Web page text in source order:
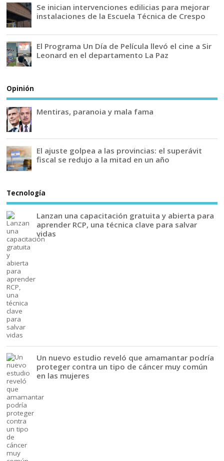
Se inician intervenciones edilicias para mejorar
instalaciones de la Escuela Técnica de Crespo
El Programa Un Día de Película llevó el cine a Sir
Leonard en el departamento La Paz
Opinión
Mentiras, paranoia y mala fama
El ajuste golpea a las provincias: el superávit
fiscal se redujo a la mitad en un año
Tecnología
Lanzan una capacitación gratuita y abierta para
aprender RCP, una técnica clave para salvar
vidas
Un nuevo estudio reveló que amamantar podría
proteger contra un tipo de cáncer muy común
en las mujeres